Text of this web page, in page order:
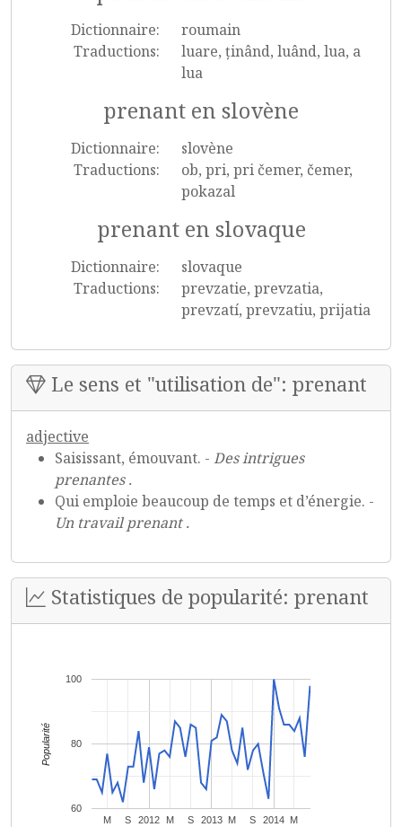
Dictionnaire:
roumain
Traductions:
luare, ținând, luând, lua, a
lua
prenant en slovène
Dictionnaire:
slovène
Traductions:
ob, pri, pri čemer, čemer,
pokazal
prenant en slovaque
Dictionnaire:
slovaque
Traductions:
prevzatie, prevzatia,
prevzatí, prevzatiu, prijatia
Le sens et "utilisation de": prenant
adjective
Saisissant, émouvant. - Des intrigues
prenantes .
Qui emploie beaucoup de temps et d’énergie. -
Un travail prenant .
Statistiques de popularité: prenant
2012 2013 2014
M S M S M S M
60
80
100
Popularité